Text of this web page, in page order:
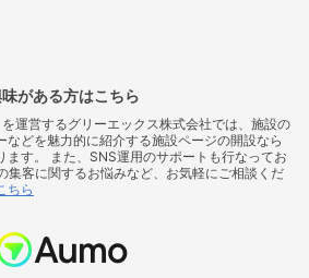
がある方はこちら
運営するグリーエックス株式会社では、施設の
などを魅力的に紹介する施設ページの開設なら
ます。 また、SNS運用のサポートも行なってお
集客に関するお悩みなど、お気軽にご相談くだ
ちら